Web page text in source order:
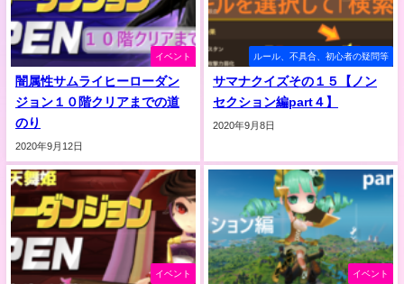
イベント
闇属性サムライヒーローダン
ジョン１０階クリアまでの道
のり
2020年9月12日
ルール、不具合、初心者の疑問等
サマナクイズその１５【ノン
セクション編part４】
2020年9月8日
イベント イベント